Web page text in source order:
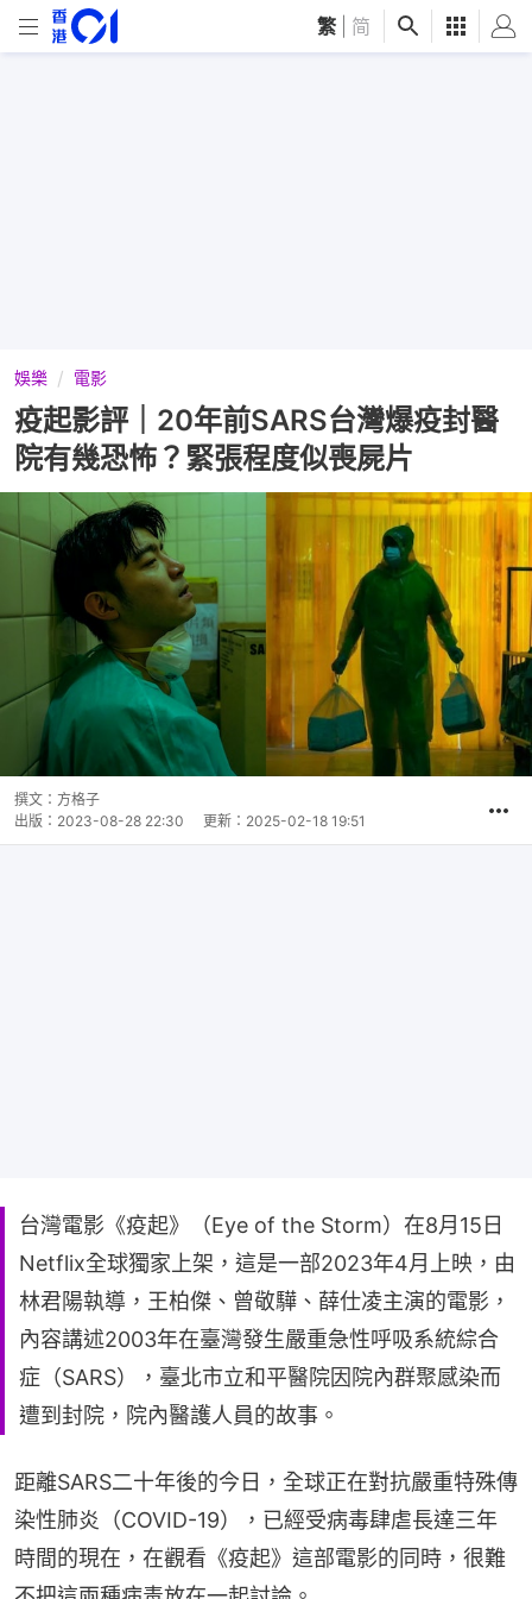
繁 简
娛樂 電影
疫起影評｜20年前SARS台灣爆疫封醫
院有幾恐怖？緊張程度似喪屍片
撰文： 方格子
出版： 2023-08-28 22:30 更新： 2025-02-18 19:51
台灣電影《疫起》（Eye of the Storm）在8月15日
Netflix全球獨家上架，這是一部2023年4月上映，由
林君陽執導，王柏傑、曾敬驊、薛仕凌主演的電影，
內容講述2003年在臺灣發生嚴重急性呼吸系統綜合
症（SARS），臺北市立和平醫院因院內群聚感染而
遭到封院，院內醫護人員的故事。
距離SARS二十年後的今日，全球正在對抗嚴重特殊傳
染性肺炎（COVID-19），已經受病毒肆虐長達三年
時間的現在，在觀看《疫起》這部電影的同時，很難